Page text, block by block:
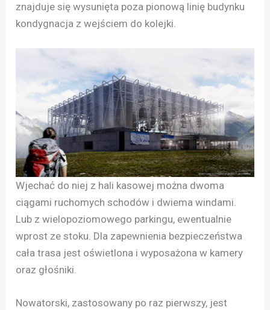
znajduje się wysunięta poza pionową linię budynku
kondygnacja z wejściem do kolejki.
Wjechać do niej z hali kasowej można dwoma
ciągami ruchomych schodów i dwiema windami.
Lub z wielopoziomowego parkingu, ewentualnie
wprost ze stoku. Dla zapewnienia bezpieczeństwa
cała trasa jest oświetlona i wyposażona w kamery
oraz głośniki.
Nowatorski, zastosowany po raz pierwszy, jest